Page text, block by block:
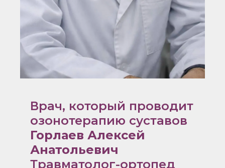
Врач, который проводит
озонотерапию суставов
Горлаев Алексей
Анатольевич
Травматолог-ортопед